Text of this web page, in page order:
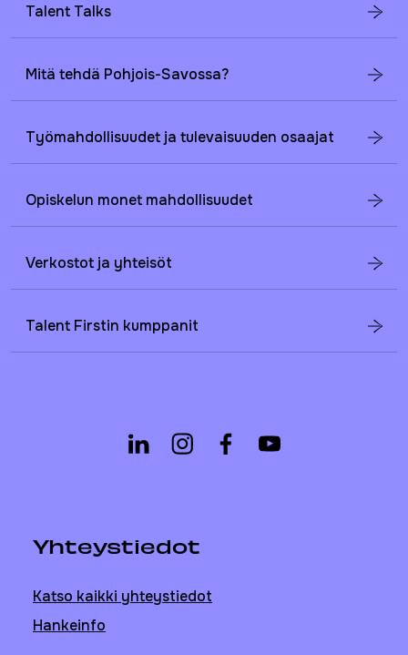
Talent Talks
Mitä tehdä Pohjois-Savossa?
Työmahdollisuudet ja tulevaisuuden osaajat
Opiskelun monet mahdollisuudet
Verkostot ja yhteisöt
Talent Firstin kumppanit
Yhteystiedot
Katso kaikki yhteystiedot
Hankeinfo